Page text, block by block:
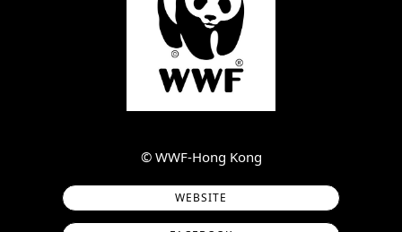
©︎ WWF-Hong Kong
WEBSITE